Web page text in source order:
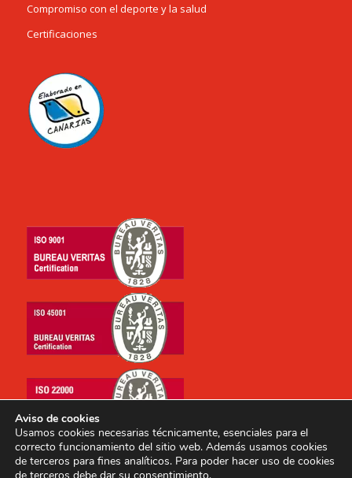
Compromiso con el deporte y la salud
Certificaciones
Aviso de cookies
Usamos cookies necesarias técnicamente, esenciales para el
correcto funcionamiento del sitio web. Además usamos cookies
de terceros para fines analíticos. Para poder hacer uso de cookies